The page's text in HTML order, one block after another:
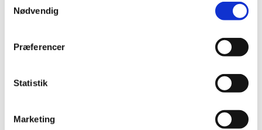
Nødvendig
Præferencer
Statistik
Marketing
11. august 2016
Lægemiddelstyrelsens lægemiddelregister